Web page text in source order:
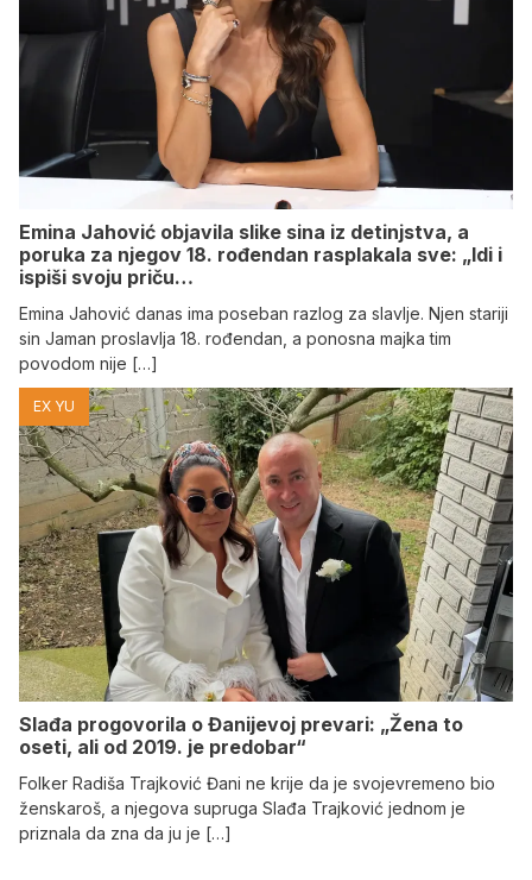
Emina Jahović objavila slike sina iz detinjstva, a
poruka za njegov 18. rođendan rasplakala sve: „Idi i
ispiši svoju priču…
Emina Jahović danas ima poseban razlog za slavlje. Njen stariji
sin Jaman proslavlja 18. rođendan, a ponosna majka tim
povodom nije […]
EX YU
Slađa progovorila o Đanijevoj prevari: „Žena to
oseti, ali od 2019. je predobar“
Folker Radiša Trajković Đani ne krije da je svojevremeno bio
ženskaroš, a njegova supruga Slađa Trajković jednom je
priznala da zna da ju je […]